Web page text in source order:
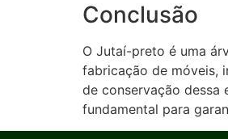
Conclusão
O Jutaí-preto é uma
fabricação de móveis,
de conservação dessa
fundamental para